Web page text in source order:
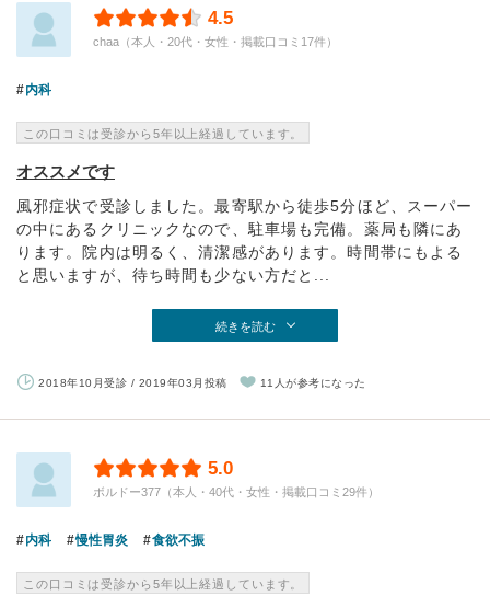
4.5
chaa（本人・20代・女性・掲載口コミ17件）
内科
この口コミは受診から5年以上経過しています。
オススメです
風邪症状で受診しました。最寄駅から徒歩5分ほど、スーパー
の中にあるクリニックなので、駐車場も完備。薬局も隣にあ
ります。院内は明るく、清潔感があります。時間帯にもよる
と思いますが、待ち時間も少ない方だと...
続きを読む
2018年10月受診 / 2019年03月投稿 11人が参考になった
5.0
ボルドー377（本人・40代・女性・掲載口コミ29件）
内科 慢性胃炎 食欲不振
この口コミは受診から5年以上経過しています。